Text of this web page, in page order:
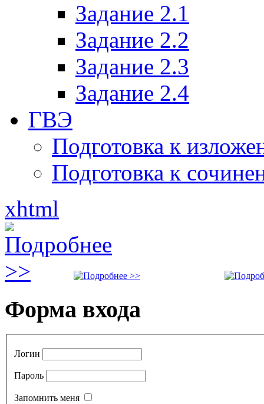
Задание 2.1
Задание 2.2
Задание 2.3
Задание 2.4
ГВЭ
Подготовка к
Подготовка к
xhtml
Форма входа
Логин
Пароль
Запомнить меня